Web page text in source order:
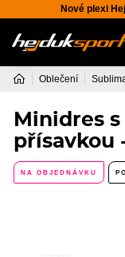
Nové plexi
Oblečení
Minidres
přísavkou
NA OBJEDNÁVKU